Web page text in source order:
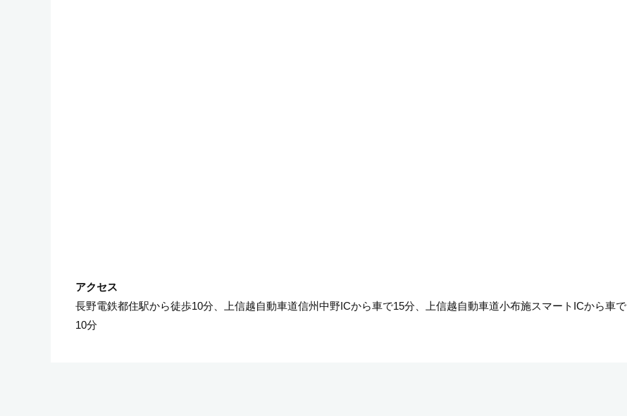
長野電鉄都住駅から徒歩10分、上信越自動車道信州中野ICから車で15分、上信越自動車道小布施スマートICから車で
10分